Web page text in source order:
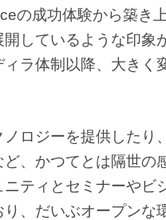
の成功体験から築き
しているような印象
ラ体制以降、大きく
ロジーを提供したり、
、かつてとは隔世の
ティとセミナーやビ
、だいぶオープンな